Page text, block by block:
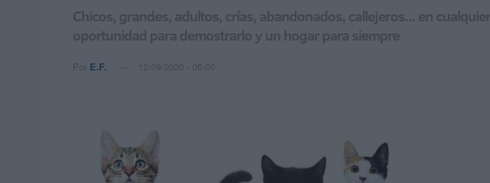
Chicos, grandes, adultos, crías, abandonados, callejeros... en
oportunidad para demostrarlo y un hogar para siempre
Por E.F. 12/09/2020 - 05:00